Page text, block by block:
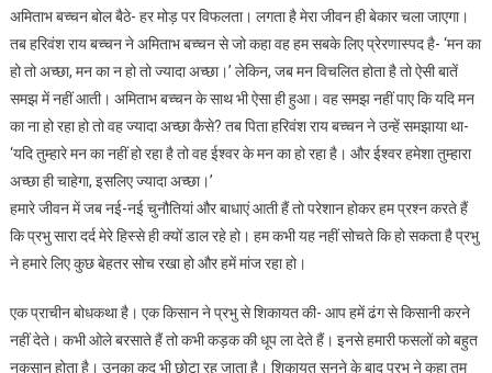
अमिताभ बच्चन बोल बैठे- हर मोड़ पर विफलता। लगता है मेरा जीवन ही बेकार चला जाएगा।
तब हरिवंश राय बच्चन ने अमिताभ बच्चन से जो कहा वह हम सबके लिए प्रेरणास्पद है- ‘मन का
हो तो अच्छा, मन का न हो तो ज्यादा अच्छा।’ लेकिन, जब मन विचलित होता है तो ऐसी बातें
समझ में नहीं आती। अमिताभ बच्चन के साथ भी ऐसा ही हुआ। वह समझ नहीं पाए कि यदि मन
का ना हो रहा हो तो वह ज्यादा अच्छा कैसे? तब पिता हरिवंश राय बच्चन ने उन्हें समझाया था-
‘यदि तुम्हारे मन का नहीं हो रहा है तो वह ईश्वर के मन का हो रहा है। और ईश्वर हमेशा तुम्हारा
अच्छा ही चाहेगा, इसलिए ज्यादा अच्छा।’
हमारे जीवन में जब नई-नई चुनौतियां और बाधाएं आती हैं तो परेशान होकर हम प्रश्न करते हैं
कि प्रभु सारा दर्द मेरे हिस्से ही क्यों डाल रहे हो। हम कभी यह नहीं सोचते कि हो सकता है प्रभु
ने हमारे लिए कुछ बेहतर सोच रखा हो और हमें मांज रहा हो।
एक प्राचीन बोधकथा है। एक किसान ने प्रभु से शिकायत की- आप हमें ढंग से किसानी करने
नहीं देते। कभी ओले बरसाते हैं तो कभी कड़क की धूप ला देते हैं। इनसे हमारी फसलों को बहुत
नुकसान होता है। उनका कद भी छोटा रह जाता है। शिकायत सुनने के बाद प्रभु ने कहा तुम